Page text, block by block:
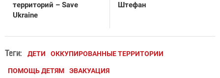
территорий – Save
Ukraine
Штефан
Теги: ДЕТИ ОККУПИРОВАННЫЕ ТЕРРИТОРИИ
ПОМОЩЬ ДЕТЯМ ЭВАКУАЦИЯ